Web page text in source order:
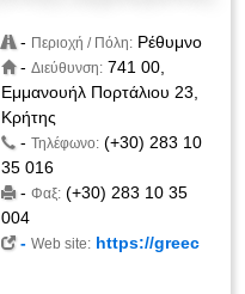
- Περιοχή / Πόλη: Ρέθυμνο
-Διεύθυνση: 741 00,
Εμμανουήλ Πορτάλιου 23,
Κρήτης
-Τηλέφωνο: (+30) 283 10
35 016
-Φαξ: (+30) 283 10 35
004
-Web site: https://greec